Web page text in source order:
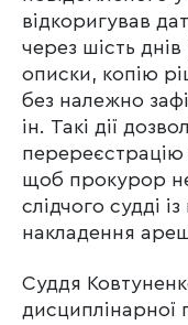
відкоригував
через шість
описки, копію
без належно
ін. Такі дії
перереєстрацію
щоб прокурор
слідчого судді
накладення
Суддя
дисциплінарної